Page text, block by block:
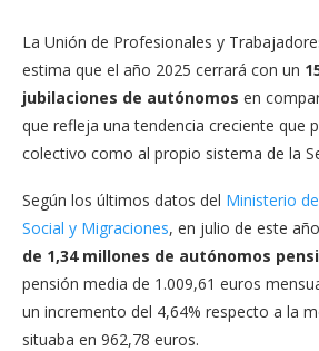
La Unión de Profesionales y
estima que el año 2025 cerrará con un
jubilaciones de autónomos en
que refleja una tendencia creciente que
colectivo como al propio sistema de la
Según los últimos datos del Ministerio
Social y Migraciones, en julio de este
de 1,34 millones de autónomos
pensión media de 1.009,61 euros
un incremento del 4,64% respecto a la
situaba en 962,78 euros.